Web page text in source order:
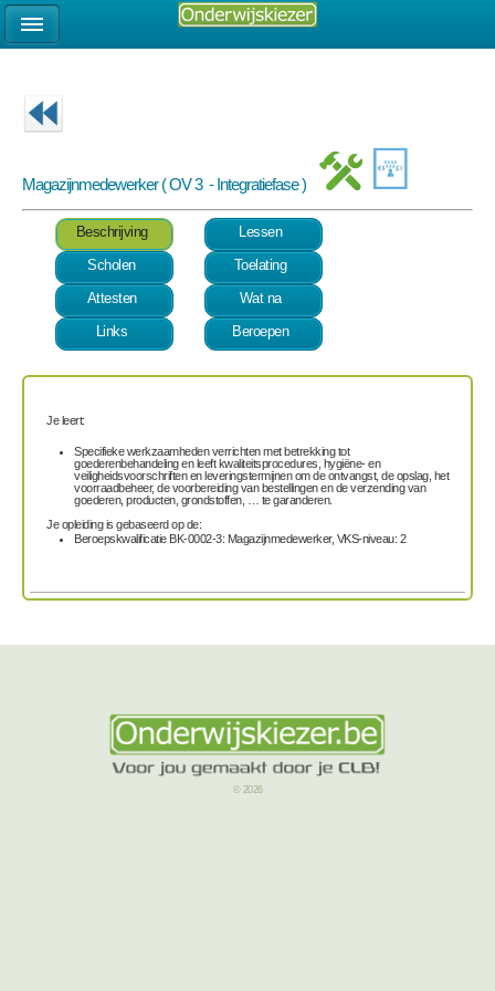
Magazijnmedewerker ( OV 3 - Integratiefase )
Beschrijving
Lessen
Scholen
Toelating
Attesten
Wat na
Links
Beroepen
Je leert:
Specifieke werkzaamheden verrichten met betrekking tot
goederenbehandeling en leeft kwaliteitsprocedures, hygiëne- en
veiligheidsvoorschriften en leveringstermijnen om de ontvangst, de opslag, het
voorraadbeheer, de voorbereiding van bestellingen en de verzending van
goederen, producten, grondstoffen, … te garanderen.
Je opleiding is gebaseerd op de:
Beroepskwalificatie BK-0002-3: Magazijnmedewerker, VKS-niveau: 2
© 2026